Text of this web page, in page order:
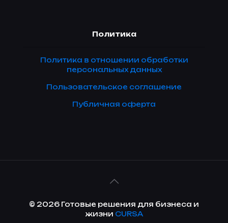
Политика
Политика в отношении обработки
персональных данных
Пользовательское соглашение
Публичная оферта
© 2026 Готовые решения для бизнеса и
жизни CURSA